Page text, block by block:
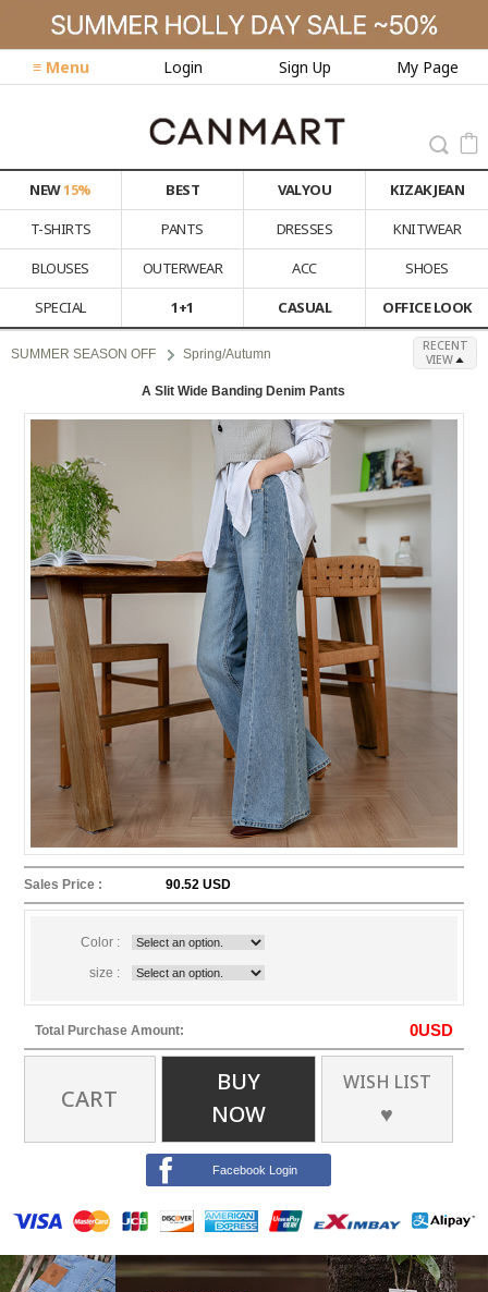
≡ Menu Login Sign Up My Page
NEW15% BEST VALYOU
KIZAK JEAN
T-SHIRTS
PANTS DRESSES
KNITWEAR
BLOUSES
OUTERWEAR ACC
SHOES
SPECIAL
1+1 CASUAL OFFICE LOOK
SUMMER SEASON OFF Spring/Autumn
RECENT
VIEW
A Slit Wide Banding Denim Pants
Sales Price : 90.52 USD
Color :
size :
Total Purchase Amount: 0USD
CART
BUY
NOW
WISH LIST
♥
Facebook Login